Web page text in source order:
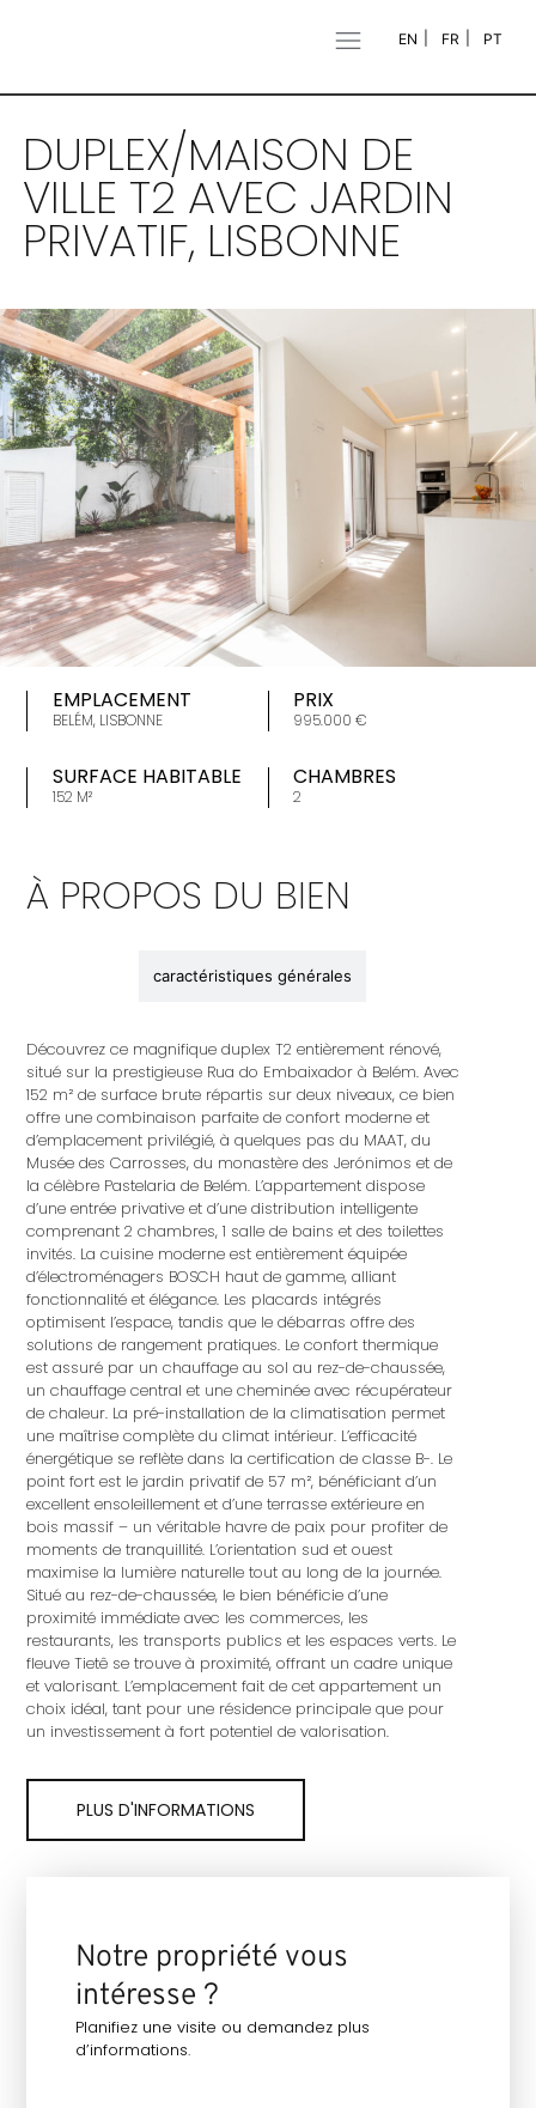
EN FR PT
DUPLEX/MAISON DE
VILLE T2 AVEC JARDIN
PRIVATIF, LISBONNE
EMPLACEMENT
BELÉM, LISBONNE
PRIX
995.000 €
SURFACE HABITABLE
152 M²
CHAMBRES
2
À PROPOS DU BIEN
caractéristiques générales
Découvrez ce magnifique duplex T2 entièrement rénové,
situé sur la prestigieuse Rua do Embaixador à Belém. Avec
152 m² de surface brute répartis sur deux niveaux, ce bien
offre une combinaison parfaite de confort moderne et
d’emplacement privilégié, à quelques pas du MAAT, du
Musée des Carrosses, du monastère des Jerónimos et de
la célèbre Pastelaria de Belém. L’appartement dispose
d’une entrée privative et d’une distribution intelligente
comprenant 2 chambres, 1 salle de bains et des toilettes
invités. La cuisine moderne est entièrement équipée
d’électroménagers BOSCH haut de gamme, alliant
fonctionnalité et élégance. Les placards intégrés
optimisent l’espace, tandis que le débarras offre des
solutions de rangement pratiques. Le confort thermique
est assuré par un chauffage au sol au rez-de-chaussée,
un chauffage central et une cheminée avec récupérateur
de chaleur. La pré-installation de la climatisation permet
une maîtrise complète du climat intérieur. L’efficacité
énergétique se reflète dans la certification de classe B-. Le
point fort est le jardin privatif de 57 m², bénéficiant d’un
excellent ensoleillement et d’une terrasse extérieure en
bois massif – un véritable havre de paix pour profiter de
moments de tranquillité. L’orientation sud et ouest
maximise la lumière naturelle tout au long de la journée.
Situé au rez-de-chaussée, le bien bénéficie d’une
proximité immédiate avec les commerces, les
restaurants, les transports publics et les espaces verts. Le
fleuve Tietê se trouve à proximité, offrant un cadre unique
et valorisant. L’emplacement fait de cet appartement un
choix idéal, tant pour une résidence principale que pour
un investissement à fort potentiel de valorisation.
PLUS D'INFORMATIONS
Notre propriété vous
intéresse ?
Planifiez une visite ou demandez plus
d’informations.